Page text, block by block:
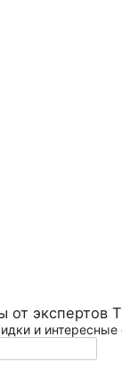
от экспертов
и интересные